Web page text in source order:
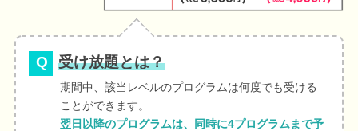
受け放題とは？
期間中、該当レベルのプログラムは何度でも受ける
ことができます。
翌日以降のプログラムは、同時に4プログラムまで予